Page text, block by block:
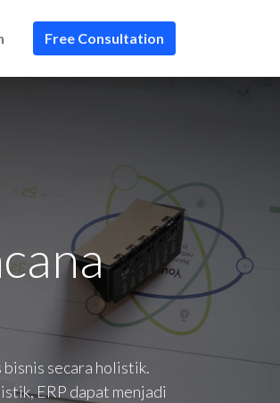
Free Consultation
bisnis secara holistik.
ERP dapat menjadi